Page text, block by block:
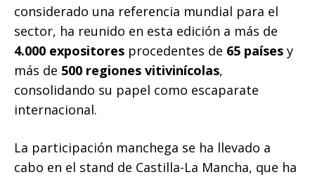
considerado una referencia mundial para el
sector, ha reunido en esta edición a más de
4.000 expositores procedentes de 65 países y
más de 500 regiones vitivinícolas,
consolidando su papel como escaparate
internacional.
La participación manchega se ha llevado a
cabo en el stand de Castilla-La Mancha, que ha